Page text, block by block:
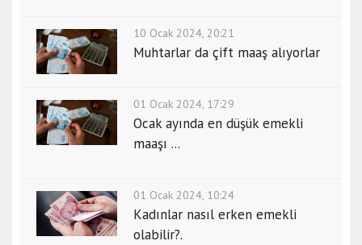
10 Ocak 2024, 20:21
Muhtarlar da çift maaş alıyorlar
01 Ocak 2024, 17:29
Ocak ayında en düşük emekli
maaşı ...
01 Ocak 2024, 10:24
Kadınlar nasıl erken emekli
olabilir?.